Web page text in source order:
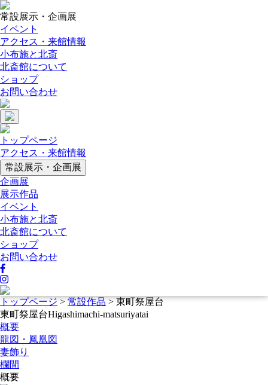
常設展示・企画展
イベント
アクセス・来館情報
小布施と北斎
北斎館について
ショップ
お問い合わせ
トップページ
アクセス・来館情報
常設展示・企画展
企画展
展示作品
イベント
小布施と北斎
北斎館について
ショップ
お問い合わせ
トップページ>常設作品>東町祭屋台
東町祭屋台Higashimachi-matsuriyatai
概要
龍図・鳳凰図
妻飾り
欄間
概要